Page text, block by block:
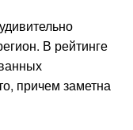
В рейтинге
причем заметна